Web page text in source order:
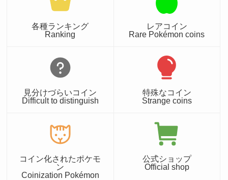
各種ランキング
Ranking
レアコイン
Rare Pokémon coins
見分けづらいコイン
Difficult to distinguish
特殊なコイン
Strange coins
コイン化されたポケモ
ン
Coinization Pokémon
公式ショップ
Official shop